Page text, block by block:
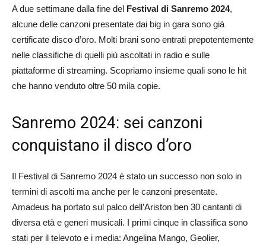
A due settimane dalla fine del Festival di Sanremo 2024,
alcune delle canzoni presentate dai big in gara sono già
certificate disco d’oro. Molti brani sono entrati prepotentemente
nelle classifiche di quelli più ascoltati in radio e sulle
piattaforme di streaming. Scopriamo insieme quali sono le hit
che hanno venduto oltre 50 mila copie.
Sanremo 2024: sei canzoni
conquistano il disco d’oro
Il Festival di Sanremo 2024 è stato un successo non solo in
termini di ascolti ma anche per le canzoni presentate.
Amadeus ha portato sul palco dell’Ariston ben 30 cantanti di
diversa età e generi musicali. I primi cinque in classifica sono
stati per il televoto e i media: Angelina Mango, Geolier,